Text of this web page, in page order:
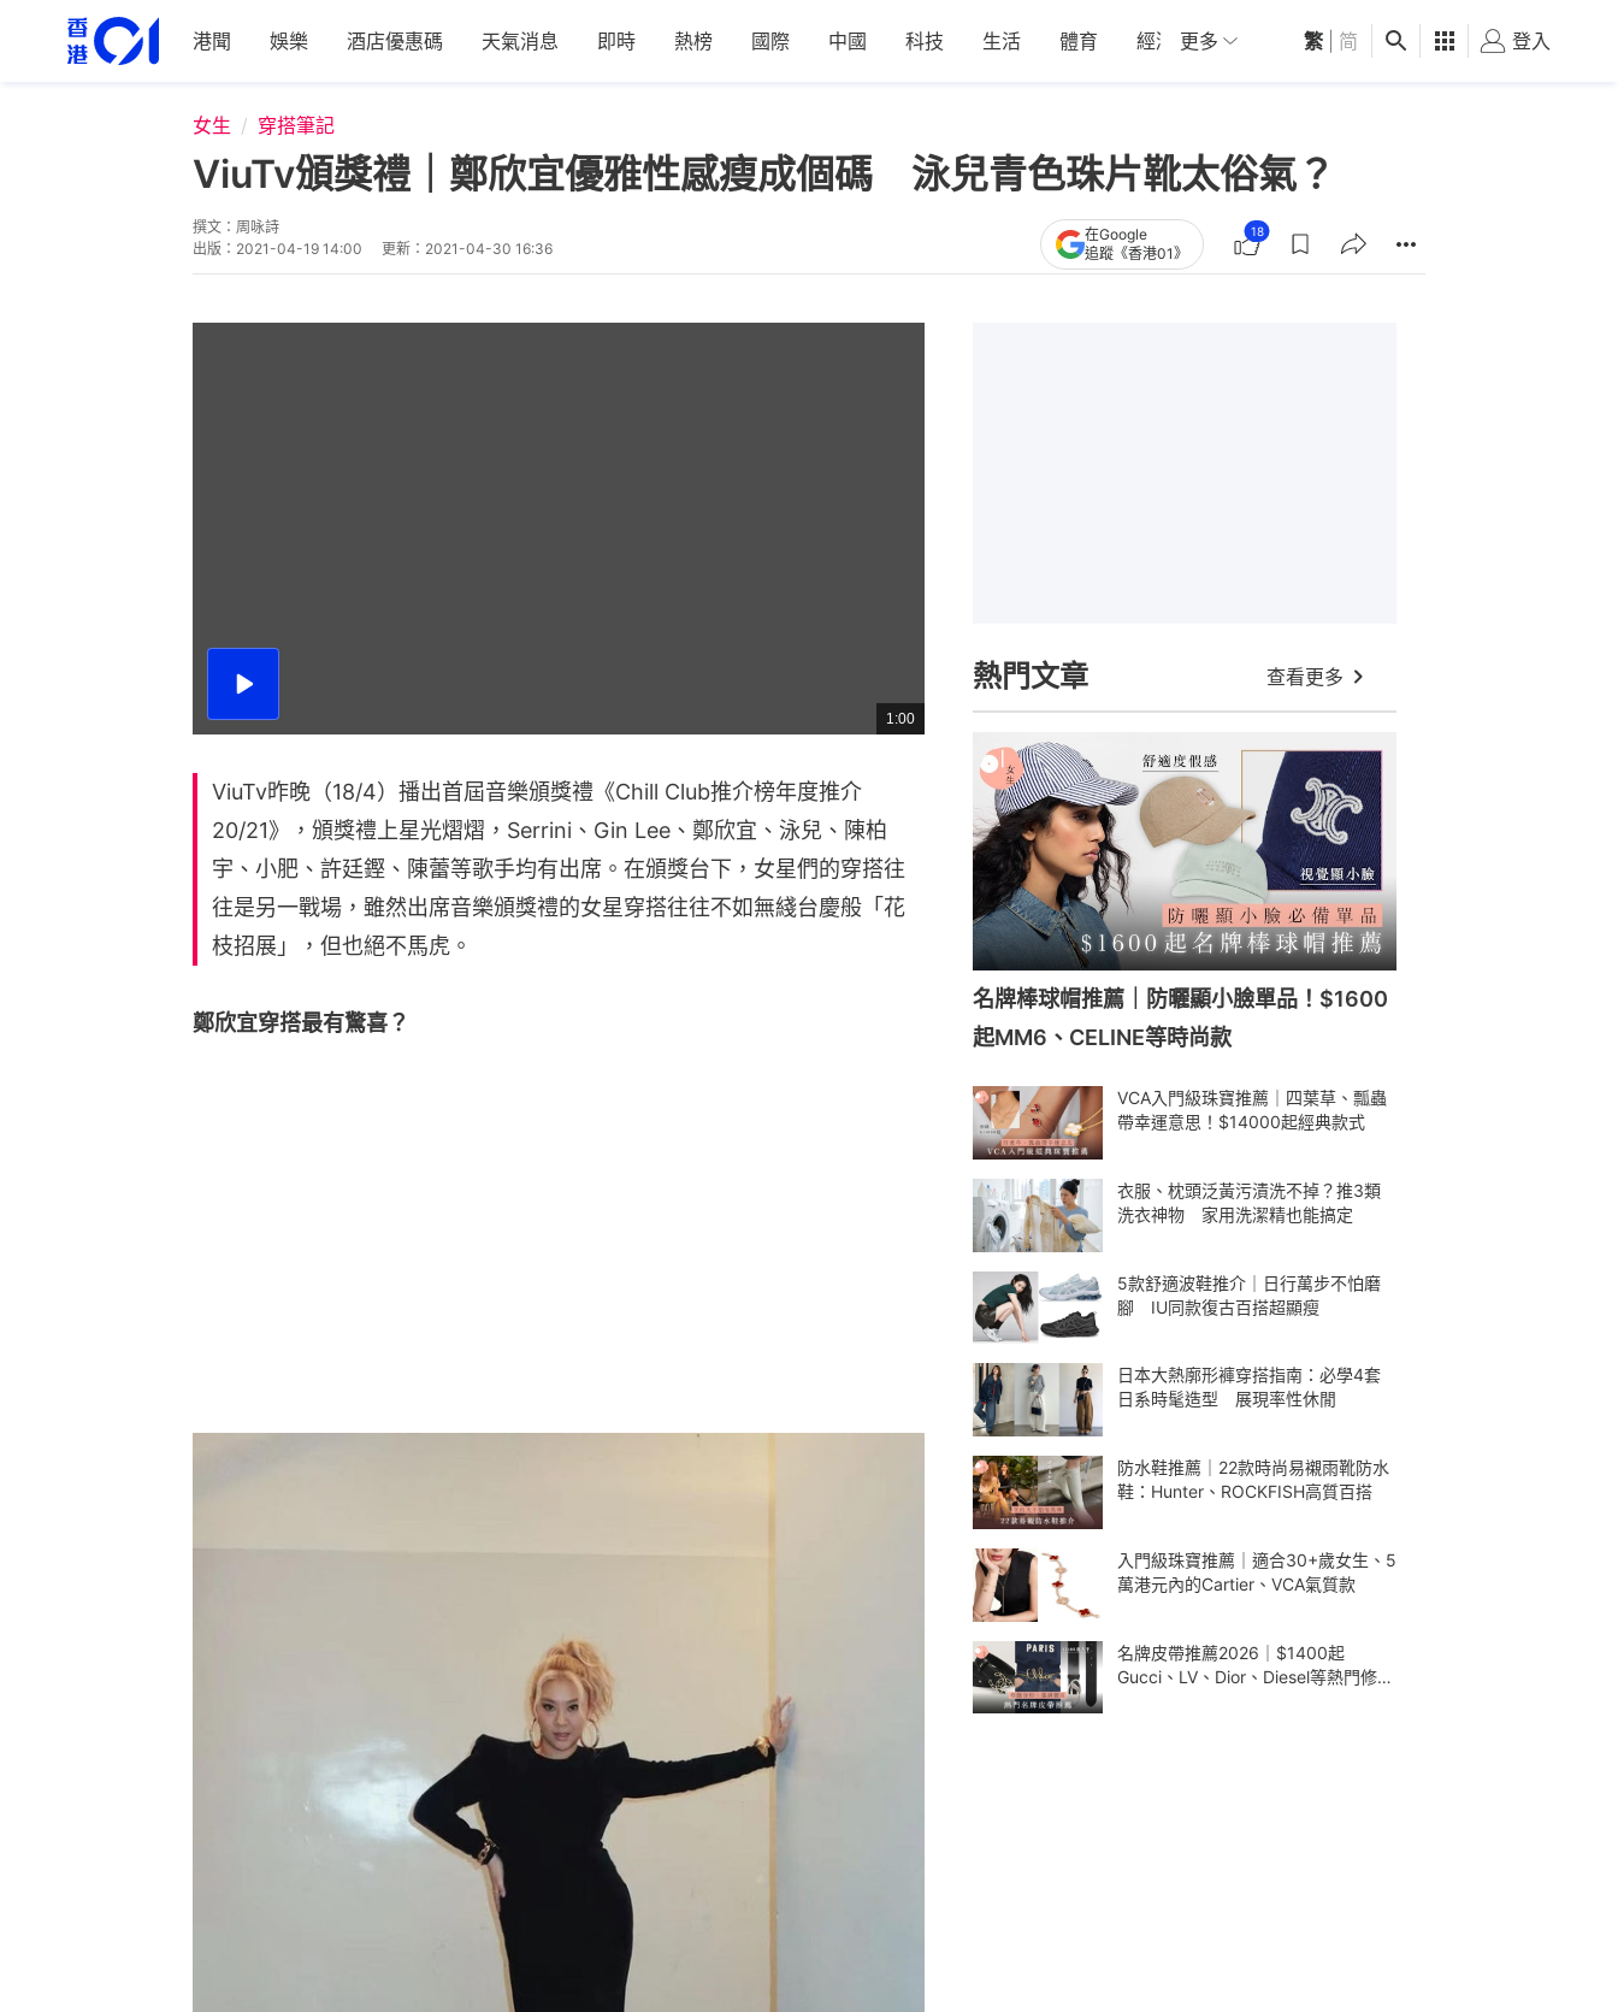
港聞 娛樂 酒店優惠碼 天氣消息 即時 熱榜 國際 中國 科技 生活 體育 經濟 01深圳 觀點 健康 好食玩飛
更多 繁 简 登入
女生 穿搭筆記
ViuTv頒獎禮｜鄭欣宜優雅性感瘦成個碼 泳兒青色珠片靴太俗氣？
撰文： 周咏詩
出版： 2021-04-19 14:00 更新： 2021-04-30 16:36
在Google
追蹤《香港01》
18
播
總
共
1:00
ViuTv昨晚（18/4）播出首屆音樂頒獎禮《Chill Club推介榜年度推介
20/21》，頒獎禮上星光熠熠，Serrini、Gin Lee、鄭欣宜、泳兒、陳柏
宇、小肥、許廷鏗、陳蕾等歌手均有出席。在頒獎台下，女星們的穿搭往
往是另一戰場，雖然出席音樂頒獎禮的女星穿搭往往不如無綫台慶般「花
枝招展」，但也絕不馬虎。
鄭欣宜穿搭最有驚喜？
熱門文章 查看更多
名牌棒球帽推薦｜防曬顯小臉單品！$1600
起MM6、CELINE等時尚款
VCA入門級珠寶推薦｜四葉草、瓢蟲
帶幸運意思！$14000起經典款式
衣服、枕頭泛黃污漬洗不掉？推3類
洗衣神物 家用洗潔精也能搞定
5款舒適波鞋推介｜日行萬步不怕磨
腳 IU同款復古百搭超顯瘦
日本大熱廓形褲穿搭指南：必學4套
日系時髦造型 展現率性休閒
防水鞋推薦｜22款時尚易襯雨靴防水
鞋：Hunter、ROCKFISH高質百搭
入門級珠寶推薦｜適合30+歲女生、5
萬港元內的Cartier、VCA氣質款
名牌皮帶推薦2026｜$1400起
Gucci、LV、Dior、Diesel等熱門修腰